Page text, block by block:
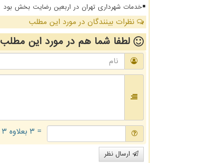
خدمات شهرداری تهران در اربعین رضایت بخش بود
نظرات بینندگان در مورد این مطلب
لطفا شما هم در مورد این مطلب
= ۳ بعلاوه ۳
ارسال نظر